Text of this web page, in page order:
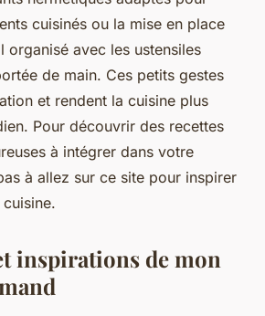
cuisinés ou la mise en place
organisé avec les ustensiles
de main. Ces petits gestes
et rendent la cuisine plus
Pour découvrir des recettes
à intégrer dans votre
à allez sur ce site pour inspirer
inspirations de mon